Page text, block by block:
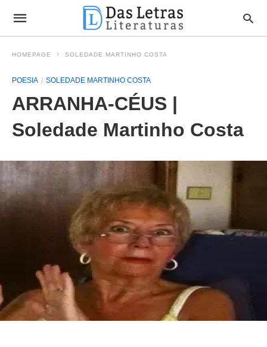
HOMEPAGE SOLEDADE MARTINHO COSTA
POESIA SOLEDADE MARTINHO COSTA
ARRANHA-CÉUS |
Soledade Martinho Costa